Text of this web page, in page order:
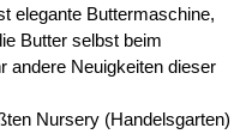
elegante Buttermaschine,
Butter selbst beim
andere Neuigkeiten dieser
Nursery (Handelsgarten)